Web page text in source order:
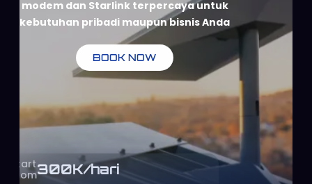
modem dan Starlink terpercaya untuk
kebutuhan pribadi maupun bisnis Anda
BOOK NOW
Start
From300K/hari